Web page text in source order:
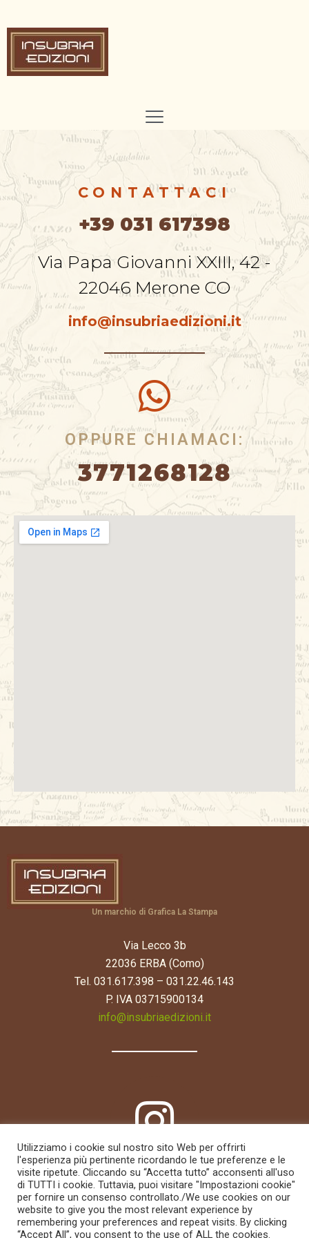
CONTATTACI
+39 031 617398
Via Papa Giovanni XXIII, 42 -
22046 Merone CO
info@insubriaedizioni.it
OPPURE CHIAMACI:
3771268128
Un marchio di Grafica La Stampa
Via Lecco 3b
22036 ERBA (Como)
Tel. 031.617.398 – 031.22.46.143
P. IVA 03715900134
info@insubriaedizioni.it
Utilizziamo i cookie sul nostro sito Web per offrirti
l'esperienza più pertinente ricordando le tue preferenze e le
visite ripetute. Cliccando su “Accetta tutto” acconsenti all'uso
di TUTTI i cookie. Tuttavia, puoi visitare "Impostazioni cookie"
per fornire un consenso controllato./We use cookies on our
website to give you the most relevant experience by
remembering your preferences and repeat visits. By clicking
“Accept All”, you consent to the use of ALL the cookies.